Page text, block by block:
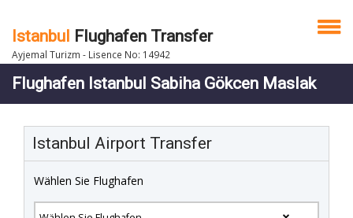
Istanbul Flughafen Transfer
Ayjemal Turizm - Lisence No: 14942
Flughafen Istanbul Sabiha Gökcen Maslak
Istanbul Airport Transfer
Wählen Sie Flughafen